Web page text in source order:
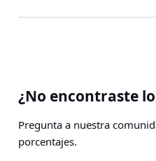
¿No encontraste
Pregunta a nuestra
porcentajes.